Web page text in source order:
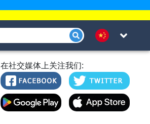
在社交媒体上关注我们: